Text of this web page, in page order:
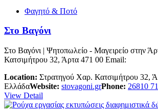
Φαγητό & Ποτό
Στο Βαγόνι
Στο Βαγόνι | Ψητοπωλείο - Μαγειρείο στην
Κατσιμήτρου 32, Άρτα 471 00 Email:
Location: Στρατηγού Χαρ. Κατσιμήτρου 32,
ΕλλάδαWebsite: stovagoni.grPhone: 26810
View Detail